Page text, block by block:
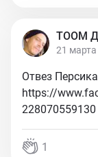
ТООМ
21
Отвез
https://
228070559130
1